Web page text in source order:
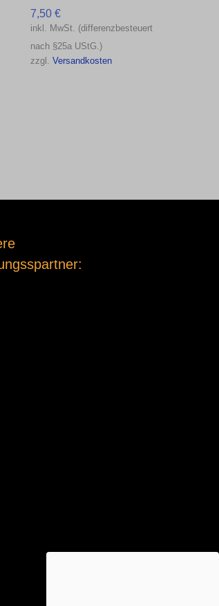
7,50€
inkl. MwSt. (differenzbesteuert
nach §25a UStG.)
zzgl.Versandkosten